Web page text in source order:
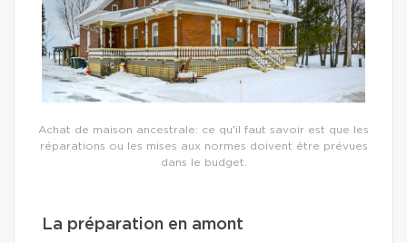
Achat de maison ancestrale: ce qu'il faut savoir est que les
réparations ou les mises aux normes doivent être prévues
dans le budget.
La préparation en amont